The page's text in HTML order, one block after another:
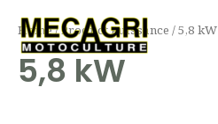
contenu
Home/ Product Puissance / 5,8 kW
5,8 kW